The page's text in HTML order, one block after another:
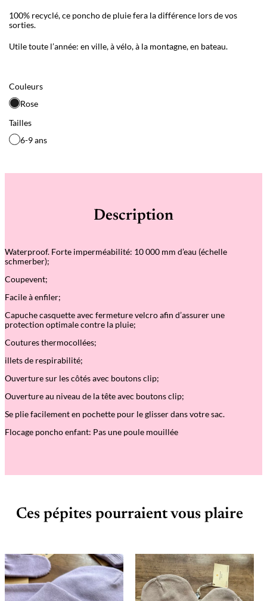
100% recyclé, ce poncho de pluie fera la différence lors de vos
sorties.
Utile toute l’année: en ville, à vélo, à la montagne, en bateau.
Couleurs
Rose
Tailles
6-9 ans
Description
Waterproof. Forte imperméabilité: 10 000 mm d’eau (échelle
schmerber);
Coupevent;
Facile à enfiler;
Capuche casquette avec fermeture velcro afin d’assurer une
protection optimale contre la pluie;
Coutures thermocollées;
illets de respirabilité;
Ouverture sur les côtés avec boutons clip;
Ouverture au niveau de la tête avec boutons clip;
Se plie facilement en pochette pour le glisser dans votre sac.
Flocage poncho enfant: Pas une poule mouillée
Ces pépites pourraient vous plaire